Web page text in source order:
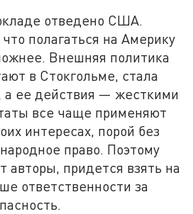
отведено США.
полагаться на Америку
Внешняя политика
в Стокгольме, стала
а ее действия — жесткими
все чаще применяют
интересах, порой без
право. Поэтому
авторы, придется взять на
ответственности за